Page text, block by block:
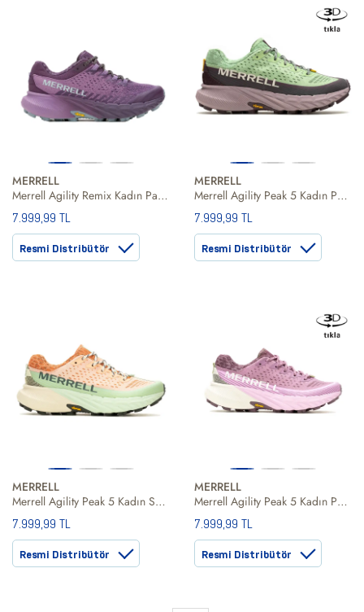
MERRELL
Merrell Agility Remix Kadın Patika Koşusu Ayakkabısı
7.999,99 TL
Resmi Distribütör
MERRELL
Merrell Agility Peak 5 Kadın Patika Koşusu Ayakkabısı
7.999,99 TL
Resmi Distribütör
MERRELL
Merrell Agility Peak 5 Kadın Sarı Patika Koşusu Ayakkabısı
7.999,99 TL
Resmi Distribütör
MERRELL
Merrell Agility Peak 5 Kadın Patika Koşusu Ayakkabısı
7.999,99 TL
Resmi Distribütör